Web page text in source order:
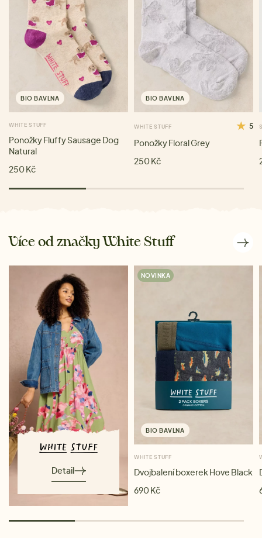
BIO BAVLNA
WHITE STUFF
Ponožky Fluffy Sausage Dog
Natural
250 Kč
BIO BAVLNA
WHITE STUFF 5
Ponožky Floral Grey
250 Kč
Více od značky White Stuff
Detail
NOVINKA
BIO BAVLNA
WHITE STUFF
Dvojbalení boxerek Hove Black
690 Kč